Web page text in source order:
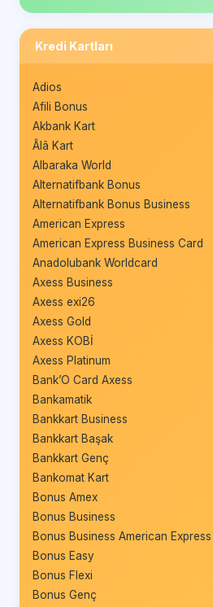
Kredi Kartları
Adios
Afili Bonus
Akbank Kart
Âlâ Kart
Albaraka World
Alternatifbank Bonus
Alternatifbank Bonus Business
American Express
American Express Business Card
Anadolubank Worldcard
Axess Business
Axess exi26
Axess Gold
Axess KOBİ
Axess Platinum
Bank’O Card Axess
Bankamatik
Bankkart Business
Bankkart Başak
Bankkart Genç
Bankomat Kart
Bonus Amex
Bonus Business
Bonus Business American Express
Bonus Easy
Bonus Flexi
Bonus Genç